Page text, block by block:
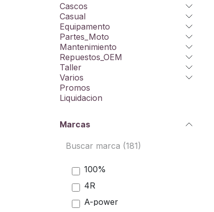
Cascos
Casual
Equipamento
Partes_Moto
Mantenimiento
Repuestos_OEM
Taller
Varios
Promos
Liquidacion
Marcas
100%
4R
A-power